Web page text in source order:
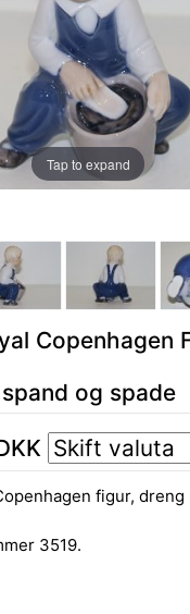
Tap to expand
Copenhagen
og spade
figur, dreng
3519.